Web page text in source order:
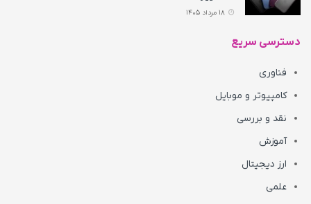
دسترسی سریع
فناوری
کامپیوتر و موبایل
نقد و بررسی
آموزش
ارز دیجیتال
علمی